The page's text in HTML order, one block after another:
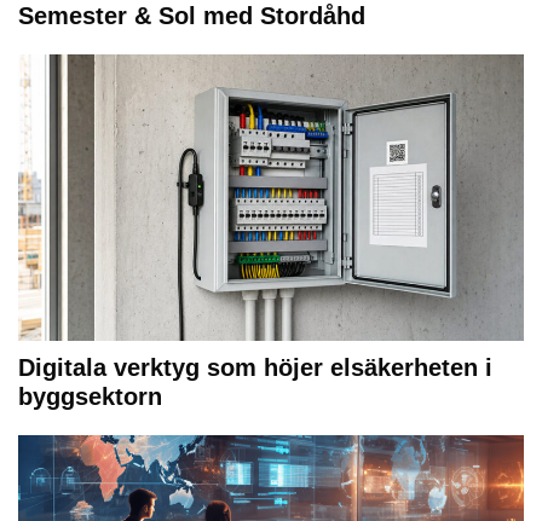
Semester & Sol med Stordåhd
Digitala verktyg som höjer elsäkerheten i
byggsektorn